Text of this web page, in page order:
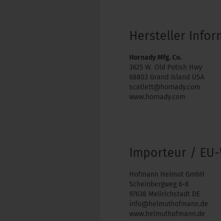
Hersteller
Hornady Mfg. Co.
3625 W. Old Potish Hwy
68803 Grand Island USA
scatlett@hornady.com
www.hornady.com
Importeur /
Hofmann Helmut GmbH
Scheinbergweg 6-8
97638 Mellrichstadt DE
info@helmuthofmann.de
www.helmuthofmann.de